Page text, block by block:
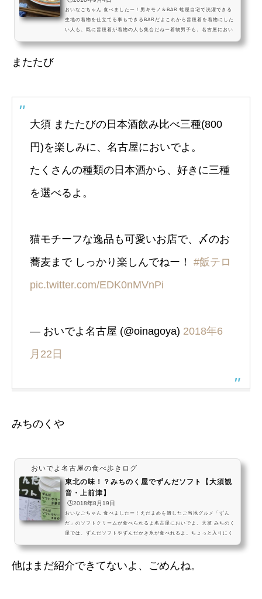
おいなごちゃん 食べましたー！男キモノ＆BAR 蛙屋自宅で洗濯できる
生地の着物を仕立てる事もできるBARだよこれから普段着を着物にした
い人も、既に普段着が着物の人も集合だねー着物男子も、名古屋におい
またたび
大須 またたびの日本酒飲み比べ三種(800
円)を楽しみに、名古屋においでよ。
たくさんの種類の日本酒から、好きに三種
を選べるよ。
猫モチーフな逸品も可愛いお店で、〆のお
蕎麦まで しっかり楽しんでねー！ #飯テロ
pic.twitter.com/EDK0nMVnPi
— おいでよ名古屋 (@oinagoya) 2018年6
月22日
みちのくや
おいでよ名古屋の食べ歩きログ
東北の味！？みちのく屋でずんだソフト【大須観
音・上前津】
🕒️2018年8月19日
おいなごちゃん 食べましたー！えだまめを潰したご当地グルメ「ずん
だ」のソフトクリームが食べられるよ名古屋においでよ。大須 みちのく
屋では、ずんだソフトやずんだかき氷が食べれるよ。ちょっと入りにく
日本酒にこだわる居酒屋アクセス 愛知県名古屋市中区大須２丁目１７
営業時間11時00分～19時00分火・水定休
他はまだ紹介できてないよ、ごめんね。